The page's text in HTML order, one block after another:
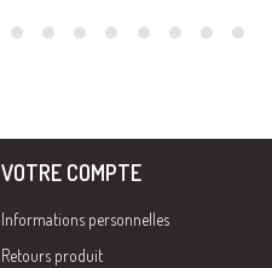
VOTRE COMPTE
Informations personnelles
Retours produit